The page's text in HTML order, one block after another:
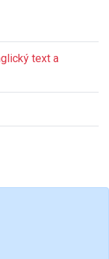
text a